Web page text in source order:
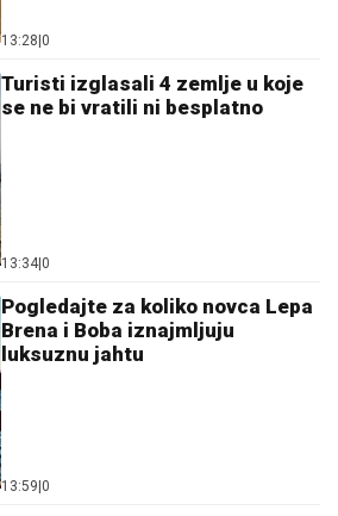
13:28 0
Turisti izglasali 4 zemlje u koje
se ne bi vratili ni besplatno
13:34 0
Pogledajte za koliko novca Lepa
Brena i Boba iznajmljuju
luksuznu jahtu
13:59 0